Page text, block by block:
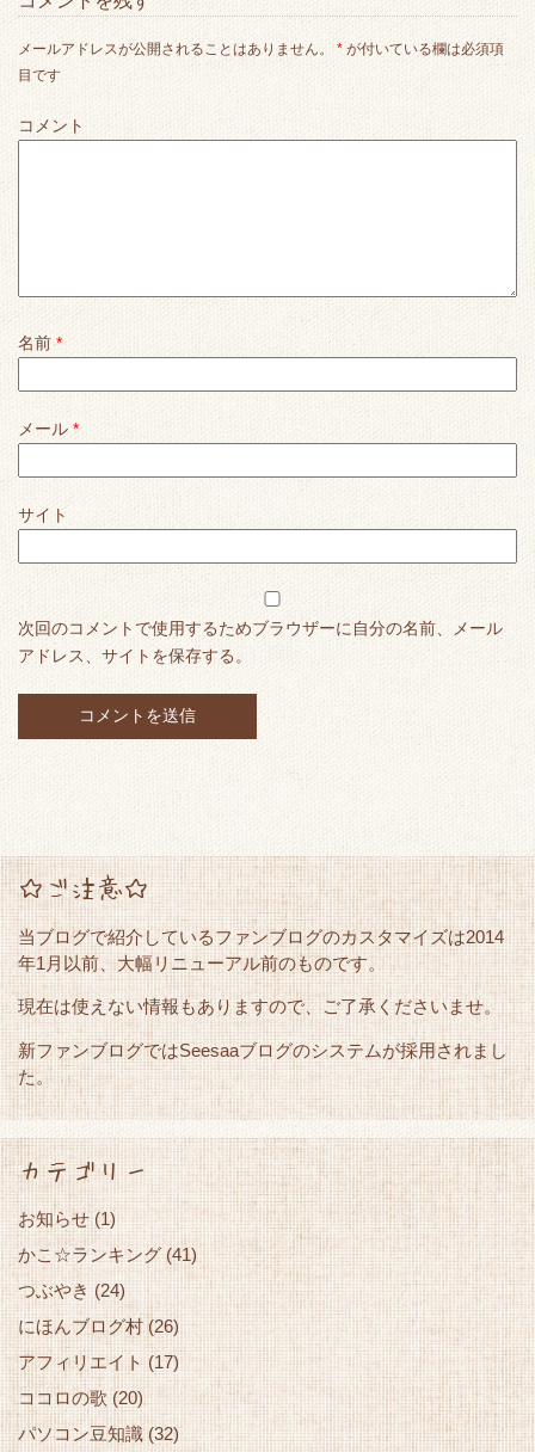
メールアドレスが公開されることはありません。 * が付いている欄は必須項
目です
コメント
名前*
メール *
サイト
次回のコメントで使用するためブラウザーに自分の名前、メール
アドレス、サイトを保存する。
☆ご注意☆
当ブログで紹介しているファンブログのカスタマイズは2014
年1月以前、大幅リニューアル前のものです。
現在は使えない情報もありますので、ご了承くださいませ。
新ファンブログではSeesaaブログのシステムが採用されまし
た。
カテゴリー
お知らせ (1)
かこ☆ランキング(41)
つぶやき (24)
にほんブログ村 (26)
アフィリエイト (17)
ココロの歌 (20)
パソコン豆知識(32)